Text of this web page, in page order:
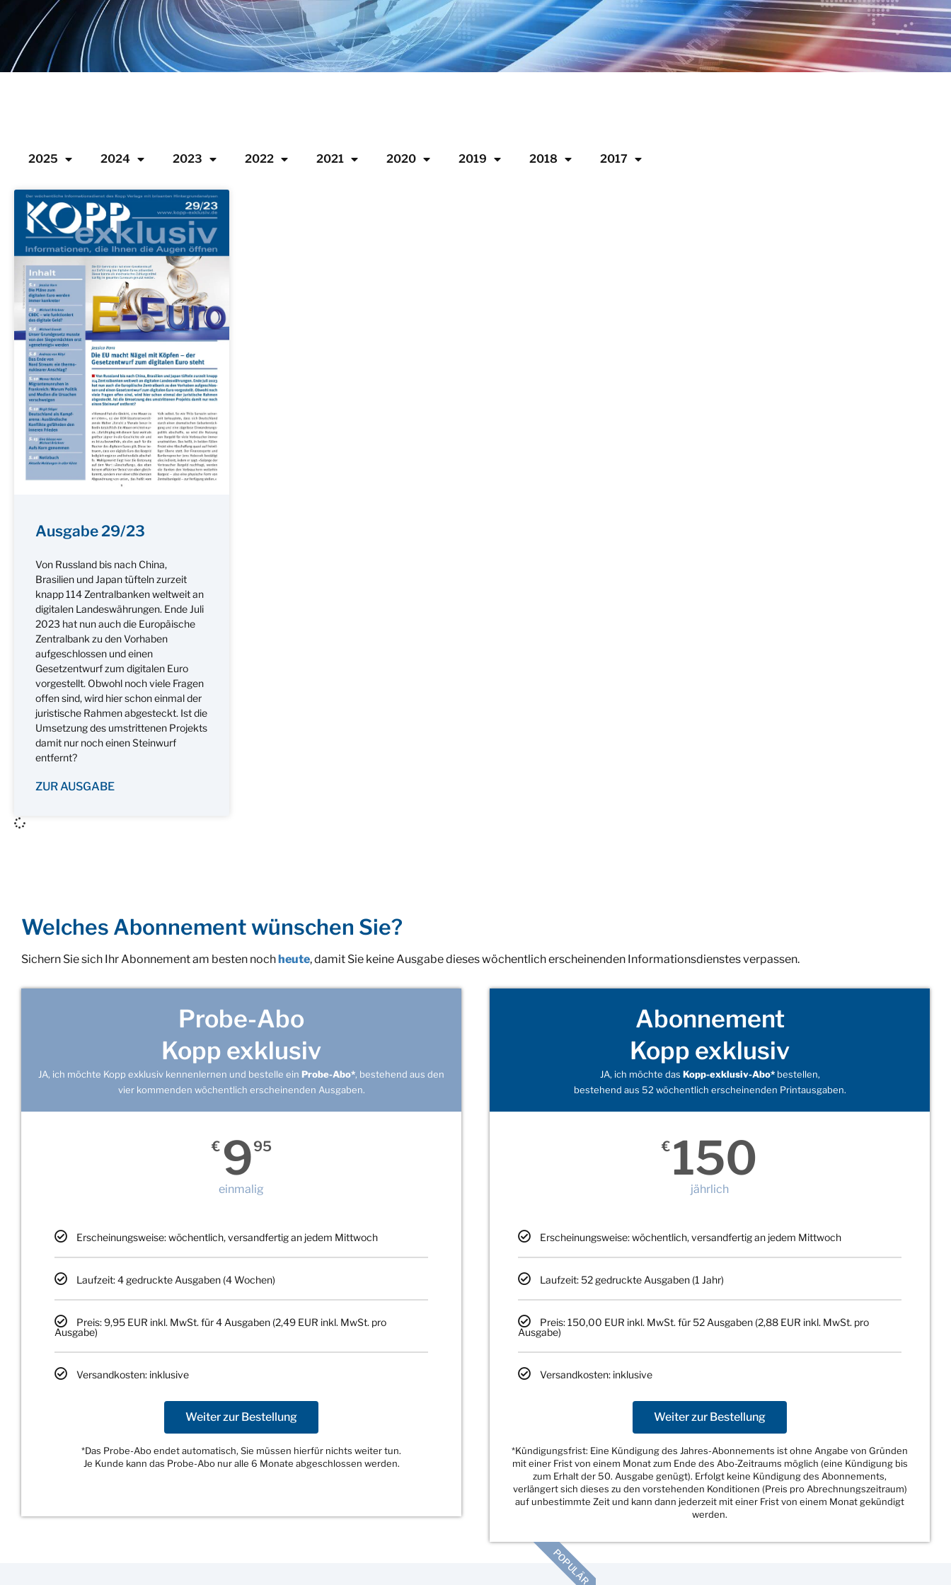
2025 2024 2023 2022 2021 2020 2019 2018 2017
Ausgabe 29/23
Von Russland bis nach China,
Brasilien und Japan tüfteln zurzeit
knapp 114 Zentralbanken weltweit an
digitalen Landeswährungen. Ende Juli
2023 hat nun auch die Europäische
Zentralbank zu den Vorhaben
aufgeschlossen und einen
Gesetzentwurf zum digitalen Euro
vorgestellt. Obwohl noch viele Fragen
offen sind, wird hier schon einmal der
juristische Rahmen abgesteckt. Ist die
Umsetzung des umstrittenen Projekts
damit nur noch einen Steinwurf
entfernt?
ZUR AUSGABE
Welches Abonnement wünschen Sie?
Sichern Sie sich Ihr Abonnement am besten nochheute, damit Sie keine Ausgabe dieses wöchentlich erscheinenden Informationsdienstes verpassen.
Probe-Abo
Kopp exklusiv
JA, ich möchte Kopp exklusiv kennenlernen und bestelle ein Probe-Abo*, bestehend aus den
vier kommenden wöchentlich erscheinenden Ausgaben.
€ 995
einmalig
Erscheinungsweise: wöchentlich, versandfertig an jedem Mittwoch
Laufzeit: 4 gedruckte Ausgaben (4 Wochen)
Preis: 9,95 EUR inkl. MwSt. für 4 Ausgaben (2,49 EUR inkl. MwSt. pro
Ausgabe)
Versandkosten: inklusive
Weiter zur Bestellung
*Das Probe-Abo endet automatisch, Sie müssen hierfür nichts weiter tun.
Je Kunde kann das Probe-Abo nur alle 6 Monate abgeschlossen werden.
Abonnement
Kopp exklusiv
JA, ich möchte das Kopp-exklusiv-Abo*bestellen,
bestehend aus 52 wöchentlich erscheinenden Printausgaben.
€ 150
jährlich
Erscheinungsweise: wöchentlich, versandfertig an jedem Mittwoch
Laufzeit: 52 gedruckte Ausgaben (1 Jahr)
Preis: 150,00 EUR inkl. MwSt. für 52 Ausgaben (2,88 EUR inkl. MwSt. pro
Ausgabe)
Versandkosten: inklusive
Weiter zur Bestellung
*Kündigungsfrist: Eine Kündigung des Jahres-Abonnements ist ohne Angabe von Gründen
mit einer Frist von einem Monat zum Ende des Abo-Zeitraums möglich (eine Kündigung bis
zum Erhalt der 50. Ausgabe genügt). Erfolgt keine Kündigung des Abonnements,
verlängert sich dieses zu den vorstehenden Konditionen (Preis pro Abrechnungszeitraum)
auf unbestimmte Zeit und kann dann jederzeit mit einer Frist von einem Monat gekündigt
werden.
POPULÄR